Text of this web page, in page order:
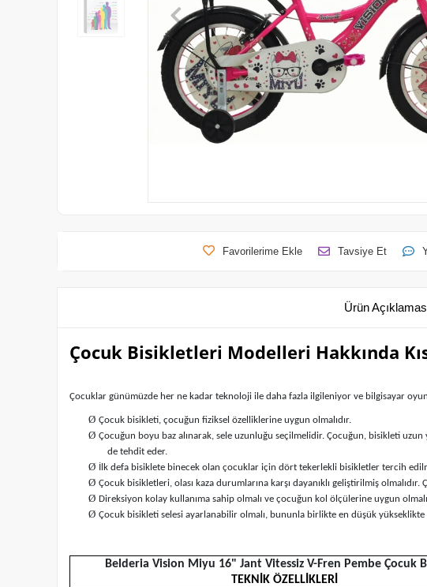
Favorilerime Ekle Tavsiye Et
Ürün
Çocuk Bisikletleri Modelleri Hakkında
Çocuklar günümüzde her ne kadar teknoloji ile daha fazla ilgileniyor ve bilgisayar
Ø Çocuk bisikleti, çocuğun fiziksel özelliklerine uygun olmalıdır.
Ø Çocuğun boyu baz alınarak, sele uzunluğu seçilmelidir. Çocuğun, bisikleti
de tehdit eder.
Ø İlk defa bisiklete binecek olan çocuklar için dört tekerlekli bisikletler tercih
Ø Çocuk bisikletleri, olası kaza durumlarına karşı dayanıklı geliştirilmiş
Ø Direksiyon kolay kullanıma sahip olmalı ve çocuğun kol ölçülerine uygun
Ø Çocuk bisikleti selesi ayarlanabilir olmalı, bununla birlikte en düşük
Belderia Vision Miyu 16" Jant Vitessiz V-Fren Pembe Çocuk
TEKNİK ÖZELLİKLERİ